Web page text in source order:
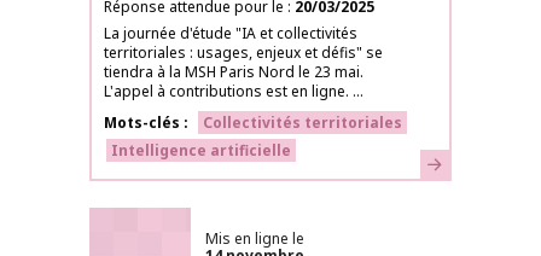
Réponse attendue pour le
20/03/2025
La journée d'étude "IA et collectivités
territoriales : usages, enjeux et défis" se
tiendra à la MSH Paris Nord le 23 mai.
L'appel à contributions est en ligne. ...
Mots-clés
Collectivités territoriales
Intelligence artificielle
En savoir plus
Mis en ligne le